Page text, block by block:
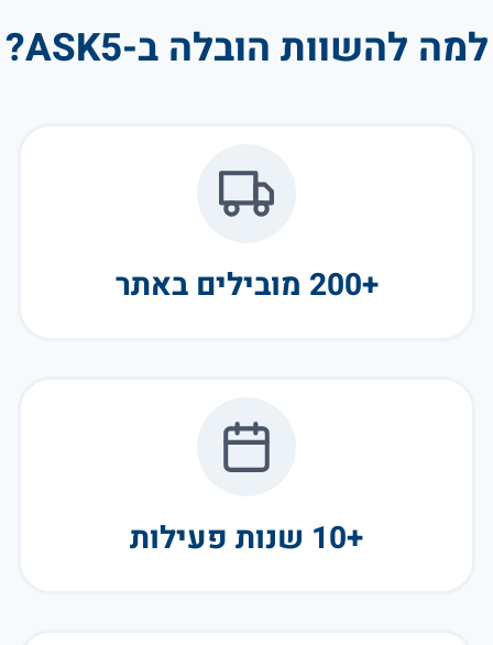
למה להשוות הובלה ב-ASK5?
+200 מובילים באתר
+10 שנות פעילות